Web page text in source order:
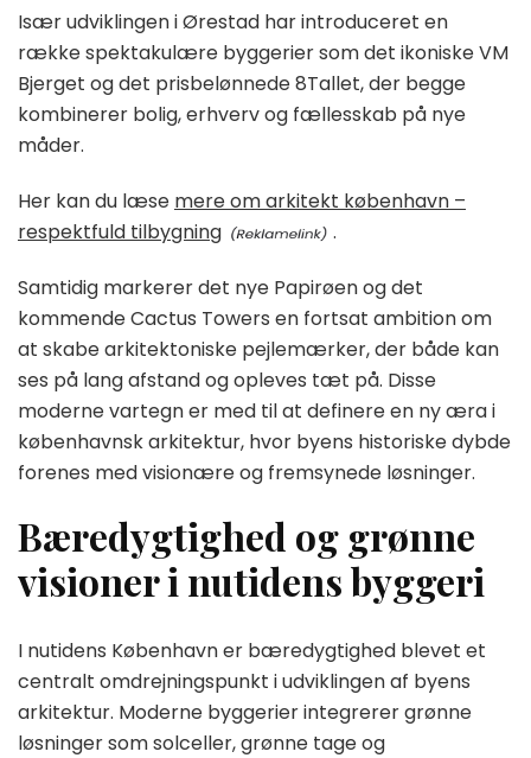
Især udviklingen i Ørestad har introduceret en
række spektakulære byggerier som det ikoniske VM
Bjerget og det prisbelønnede 8Tallet, der begge
kombinerer bolig, erhverv og fællesskab på nye
måder.
Her kan du læse mere om arkitekt københavn –
respektfuld tilbygning
.
Samtidig markerer det nye Papirøen og det
kommende Cactus Towers en fortsat ambition om
at skabe arkitektoniske pejlemærker, der både kan
ses på lang afstand og opleves tæt på. Disse
moderne vartegn er med til at definere en ny æra i
københavnsk arkitektur, hvor byens historiske dybde
forenes med visionære og fremsynede løsninger.
Bæredygtighed og grønne
visioner i nutidens byggeri
I nutidens København er bæredygtighed blevet et
centralt omdrejningspunkt i udviklingen af byens
arkitektur. Moderne byggerier integrerer grønne
løsninger som solceller, grønne tage og